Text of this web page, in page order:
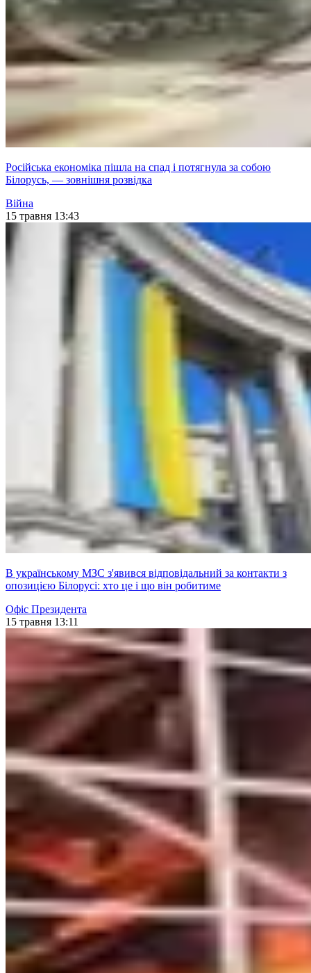
Російська економіка пішла на спад і потягнула за собою
Білорусь, — зовнішня розвідка
Війна
15 травня 13:43
В українському МЗС з'явився відповідальний за контакти з
опозицією Білорусі: хто це і що він робитиме
Офіс Президента
15 травня 13:11